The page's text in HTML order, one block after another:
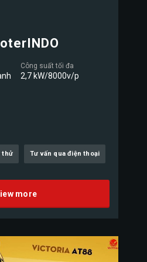
Công suất tối đa
2,7 kW/8000v/p
thử Tư vấn qua điện thoại
more